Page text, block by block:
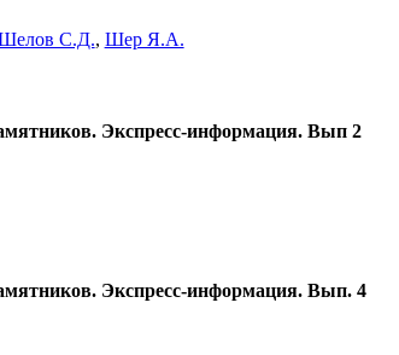
С.Д., Шер Я.А.
Экспресс-информация. Вып 2
Экспресс-информация. Вып. 4